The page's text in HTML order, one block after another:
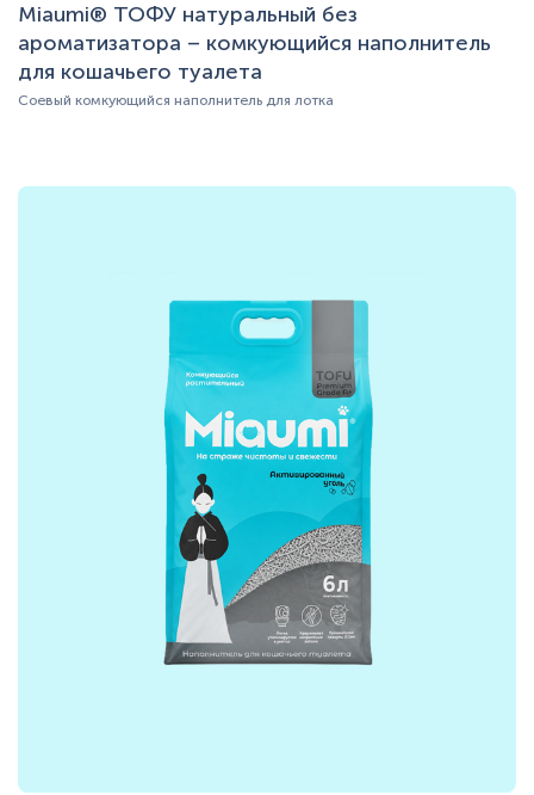
Miaumi® ТОФУ натуральный без
ароматизатора – комкующийся наполнитель
для кошачьего туалета
Соевый комкующийся наполнитель для лотка